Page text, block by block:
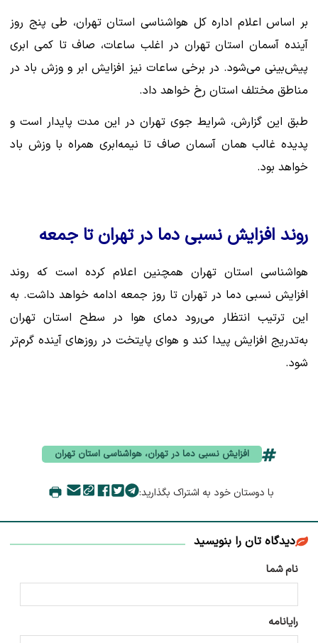
بر اساس اعلام اداره کل هواشناسی استان تهران، طی پنج روز
آینده آسمان استان تهران در اغلب ساعات، صاف تا کمی ابری
پیش‌بینی می‌شود. در برخی ساعات نیز افزایش ابر و وزش باد در
مناطق مختلف استان رخ خواهد داد.
طبق این گزارش، شرایط جوی تهران در این مدت پایدار است و
پدیده غالب همان آسمان صاف تا نیمه‌ابری همراه با وزش باد
خواهد بود.
روند افزایش نسبی دما در تهران تا جمعه
هواشناسی استان تهران همچنین اعلام کرده است که روند
افزایش نسبی دما در تهران تا روز جمعه ادامه خواهد داشت. به
این ترتیب انتظار می‌رود دمای هوا در سطح استان تهران
به‌تدریج افزایش پیدا کند و هوای پایتخت در روزهای آینده گرم‌تر
شود.
افزایش نسبی دما در تهران، هواشناسی استان تهران
با دوستان خود به اشتراک بگذارید:
دیدگاه تان را بنویسید
نام شما
رایانامه